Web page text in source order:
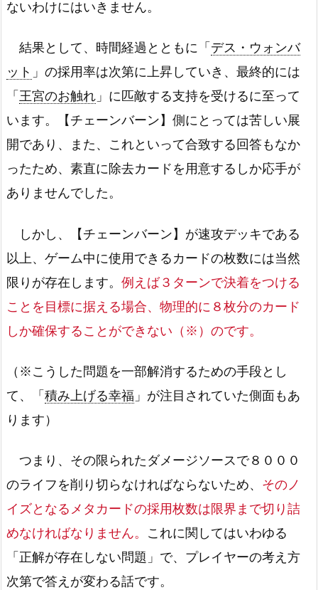
ないわけにはいきません。
結果として、時間経過とともに「 デス・ウォンバ
ット 」の採用率は次第に上昇していき、最終的には
「 王宮のお触れ 」に匹敵する支持を受けるに至って
います。【チェーンバーン】側にとっては苦しい展
開であり、また、これといって合致する回答もなか
ったため、素直に除去カードを用意するしか応手が
ありませんでした。
しかし、【チェーンバーン】が速攻デッキである
以上、ゲーム中に使用できるカードの枚数には当然
限りが存在します。 例えば３ターンで決着をつける
ことを目標に据える場合、物理的に８枚分のカード
しか確保することができない（※）のです。
（※こうした問題を一部解消するための手段とし
て、「 積み上げる幸福 」が注目されていた側面もあ
ります）
つまり、その限られたダメージソースで８０００
のライフを削り切らなければならないため、 そのノ
イズとなるメタカードの採用枚数は限界まで切り詰
めなければなりません。 これに関してはいわゆる
「正解が存在しない問題」で、プレイヤーの考え方
次第で答えが変わる話です。